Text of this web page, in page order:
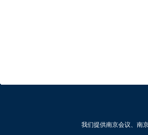
我们提供南京会议、南